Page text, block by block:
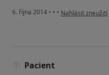
6. října 2014 • • • podle názoru
Nahlásit zneužití
Pacient